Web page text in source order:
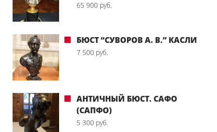
65 900 руб.
БЮСТ “СУВОРОВ А. В.” КАСЛИ
7 500 руб.
АНТИЧНЫЙ БЮСТ. САФО
(САПФО)
5 300 руб.